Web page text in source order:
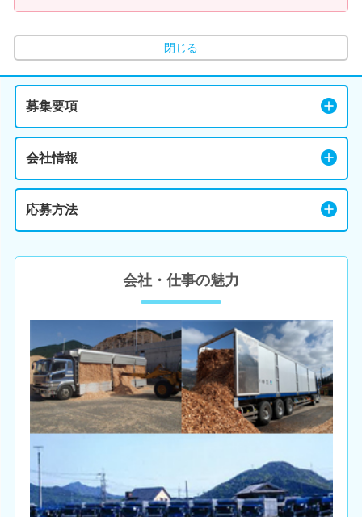
閉じる
募集要項
会社情報
応募方法
会社・仕事の魅力